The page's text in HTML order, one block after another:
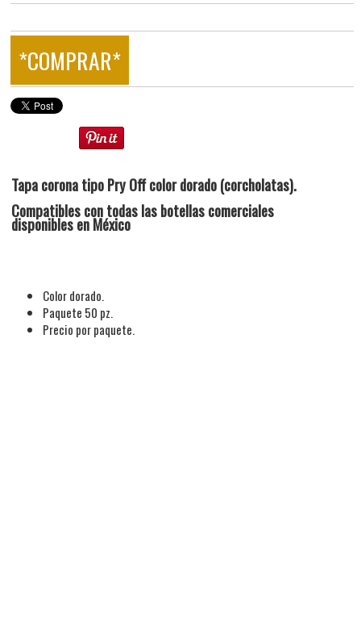
*COMPRAR*
Tapa corona tipo Pry Off color dorado (corcholatas).
Compatibles con todas las botellas comerciales
disponibles en México
Color dorado.
Paquete 50 pz.
Precio por paquete.